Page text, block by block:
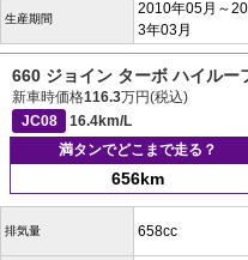
生産期間
2010年05月～
3年03月
660 ジョイン ターボ ハイルー
新車時価格116.3万円(税込)
JC08
16.4km/L
満タンでどこまで走る？
656km
排気量 658cc